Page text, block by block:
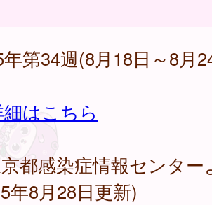
第34週(8月18日～8月
はこちら
都感染症情報センター
年8月28日更新)